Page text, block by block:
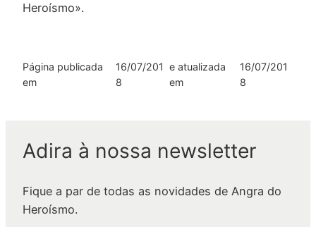
Heroísmo».
Página publicada
em
16/07/201
8
e atualizada
em
16/07/201
8
Adira à nossa newsletter
Fique a par de todas as novidades de Angra do
Heroísmo.